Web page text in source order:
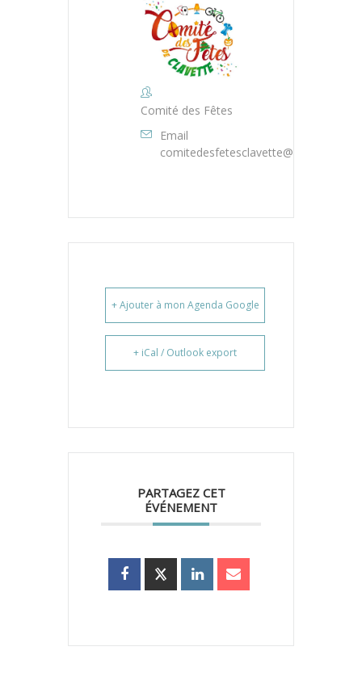
Comité des Fêtes
Email
comitedesfetesclavette@gmail.com
+ Ajouter à mon Agenda Google
+ iCal / Outlook export
PARTAGEZ CET
ÉVÉNEMENT